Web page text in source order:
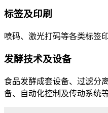
标签及印刷
喷码、激光打码等各类标签
发酵技术及设备
食品发酵成套设备、过滤分
备、自动化控制及传动系统